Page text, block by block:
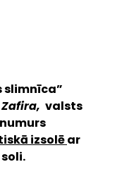
slimnīca”
Zafira, valsts
izsolē ar